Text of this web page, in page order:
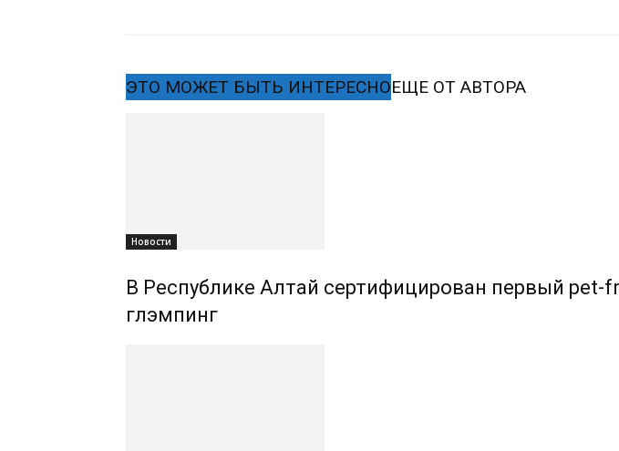
ЭТО МОЖЕТ БЫТЬ ИНТЕРЕСНОЕЩЕ ОТ АВТОРА
Новости
В Республике Алтай сертифицирован первый pet-
глэмпинг